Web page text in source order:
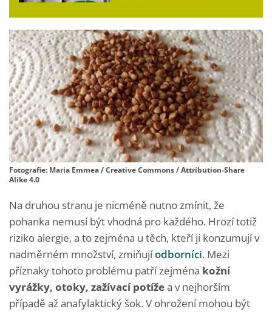
Fotografie: Maria Emmea / Creative Commons / Attribution-Share
Alike 4.0
Na druhou stranu je nicméně nutno zmínit, že
pohanka nemusí být vhodná pro každého. Hrozí totiž
riziko alergie, a to zejména u těch, kteří ji konzumují v
nadměrném množství, zmiňujíodborníci. Mezi
příznaky tohoto problému patří zejména kožní
vyrážky, otoky, zažívací potížea v nejhorším
případě až anafylaktický šok. V ohrožení mohou být